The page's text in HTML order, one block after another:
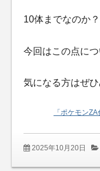
10体までなのか？
今回はこの点につ
気になる方はぜひ
「ポケモン
2025年10月20日